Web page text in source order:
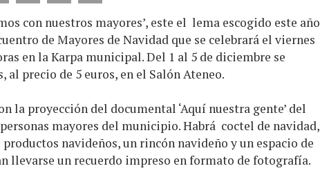
con nuestros mayores’, este el lema escogido este año
de Mayores de Navidad que se celebrará el viernes
en la Karpa municipal. Del 1 al 5 de diciembre se
precio de 5 euros, en el Salón Ateneo.
la proyección del documental ‘Aquí nuestra gente’ del
mayores del municipio. Habrá coctel de navidad,
navideños, un rincón navideño y un espacio de
llevarse un recuerdo impreso en formato de fotografía.